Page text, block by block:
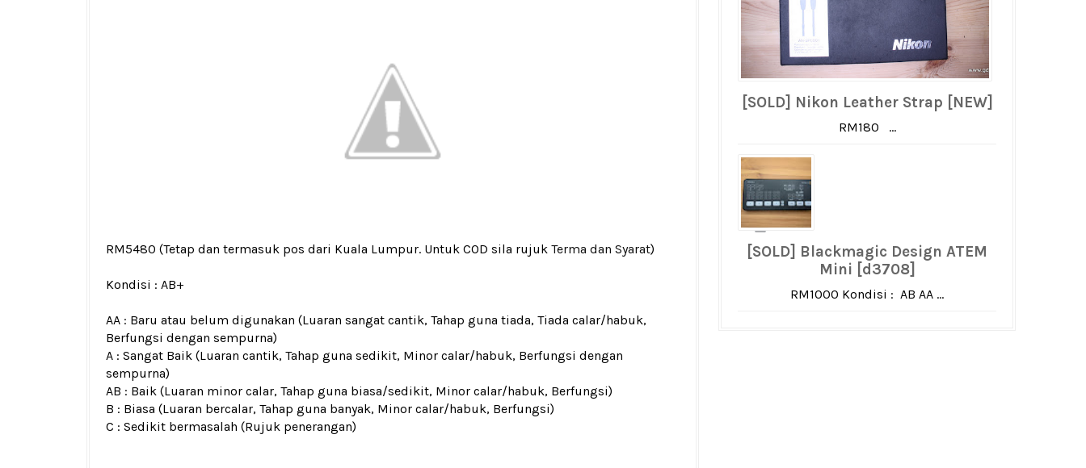
RM5480 (Tetap dan termasuk pos dari Kuala Lumpur. Untuk COD sila rujuk Terma dan Syarat)
Kondisi : AB+
AA : Baru atau belum digunakan (Luaran sangat cantik, Tahap guna tiada, Tiada calar/habuk,
Berfungsi dengan sempurna)
A : Sangat Baik (Luaran cantik, Tahap guna sedikit, Minor calar/habuk, Berfungsi dengan
sempurna)
AB : Baik (Luaran minor calar, Tahap guna biasa/sedikit, Minor calar/habuk, Berfungsi)
B : Biasa (Luaran bercalar, Tahap guna banyak, Minor calar/habuk, Berfungsi)
C : Sedikit bermasalah (Rujuk penerangan)
[SOLD] Nikon Leather Strap [NEW]
RM180 ...
[SOLD] Blackmagic Design ATEM
Mini [d3708]
RM1000 Kondisi : AB AA ...